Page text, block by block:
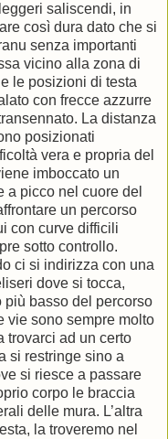
saliscendi, in
così dura dato che si
senza importanti
vicino alla zona di
le posizioni di testa
con frecce azzurre
La distanza
posizionati
vera e propria del
imboccato un
a picco nel cuore del
un percorso
con curve difficili
sotto controllo.
ci si indirizza con una
dove si tocca,
più basso del percorso
vie sono sempre molto
trovarci ad un certo
si restringe sino a
si riesce a passare
corpo le braccia
delle mura. L’altra
la troveremo nel